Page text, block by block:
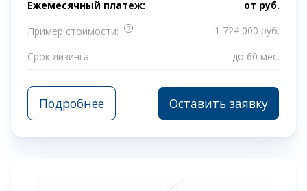
Ежемесячный платеж: от руб.
Пример стоимости:
?
1 724 000 руб.
Срок лизинга:
до 60 мес.
Подробнее Оставить заявку